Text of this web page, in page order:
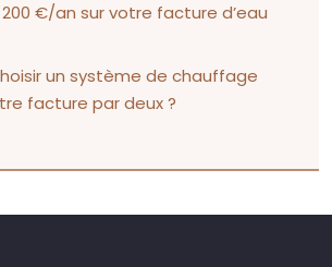
€/an sur votre facture d’eau
un système de chauffage
facture par deux ?